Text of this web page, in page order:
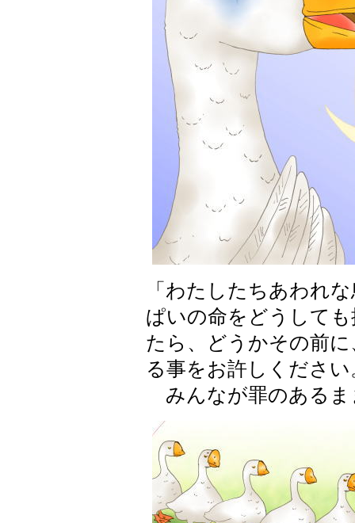
「わたしたちあわれ
ぱいの命をどうして
たら、どうかその前
る事をお許しください
みんなが罪のあるま